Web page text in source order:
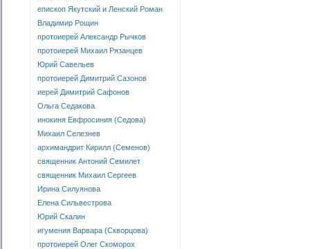
епископ Якутский и Ленский Роман
Владимир Рощин
протоиерей Александр Рычков
протоиерей Михаил Рязанцев
Юрий Савельев
протоиерей Димитрий Сазонов
иерей Димитрий Сафонов
Ольга Седакова
инокиня Евфросиния (Седова)
Михаил Селезнев
архимандрит Кирилл (Семенов)
священник Антоний Семилет
священник Михаил Сергеев
Ирина Силуянова
Елена Сильвестрова
Юрий Скалин
игумения Варвара (Скворцова)
протоиерей Олег Скоморох